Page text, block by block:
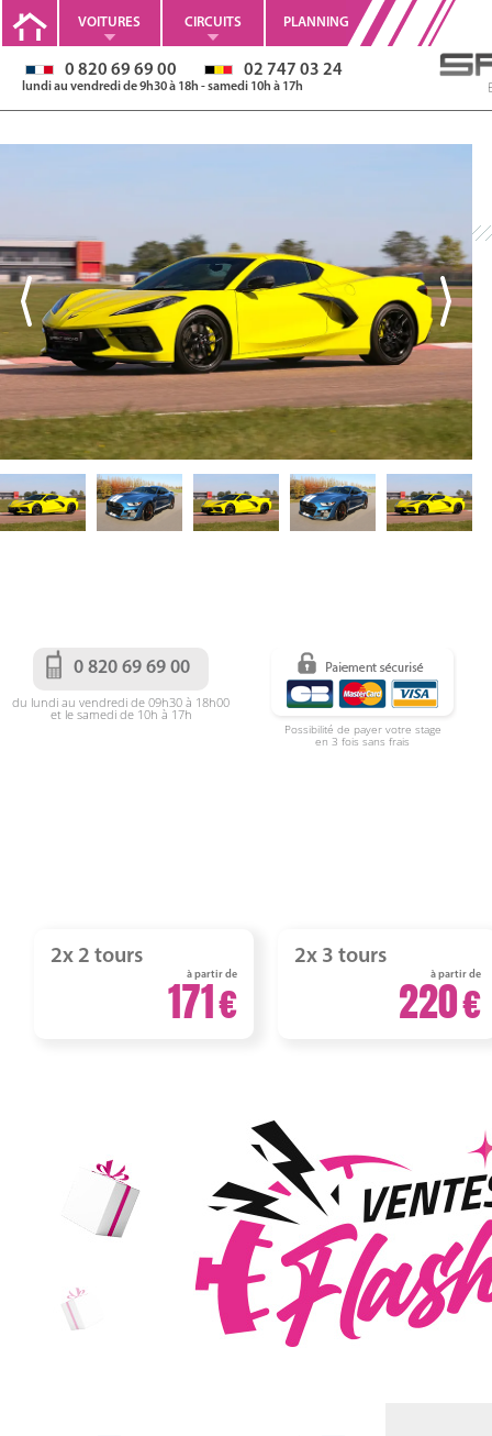
VOITURES CIRCUITS PLANNING
0 820 69 69 00 02 747 03 24
lundi au vendredi de 9h30 à 18h - samedi 10h à 17h
0 820 69 69 00
du lundi au vendredi de 09h30 à 18h00
et le samedi de 10h à 17h
Possibilité de payer votre stage
en 3 fois sans frais
2x 2 tours
à partir de
171
2x 3 tours
à partir de
220